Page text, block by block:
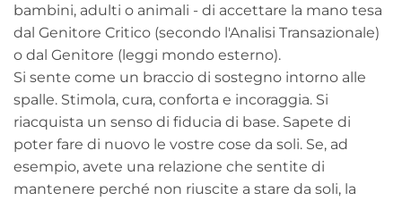
bambini, adulti o animali - di accettare la mano tesa
dal Genitore Critico (secondo l'Analisi Transazionale)
o dal Genitore (leggi mondo esterno).
Si sente come un braccio di sostegno intorno alle
spalle. Stimola, cura, conforta e incoraggia. Si
riacquista un senso di fiducia di base. Sapete di
poter fare di nuovo le vostre cose da soli. Se, ad
esempio, avete una relazione che sentite di
mantenere perché non riuscite a stare da soli, la